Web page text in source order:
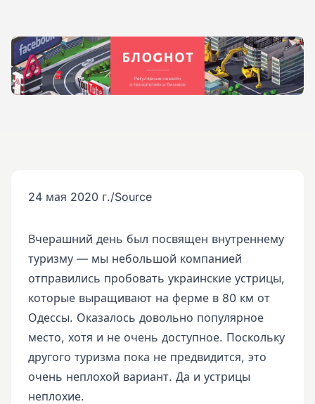
24 мая 2020 г./Source
Вчерашний день был посвящен внутреннему
туризму — мы небольшой компанией
отправились пробовать украинские устрицы,
которые выращивают на ферме в 80 км от
Одессы. Оказалось довольно популярное
место, хотя и не очень доступное. Поскольку
другого туризма пока не предвидится, это
очень неплохой вариант. Да и устрицы
неплохие.